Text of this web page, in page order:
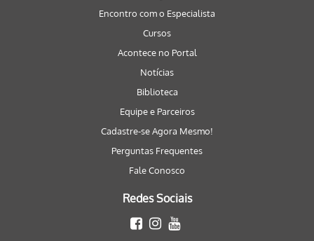
Encontro com o Especialista
Cursos
Acontece no Portal
Notícias
Biblioteca
Equipe e Parceiros
Cadastre-se Agora Mesmo!
Perguntas Frequentes
Fale Conosco
Redes Sociais